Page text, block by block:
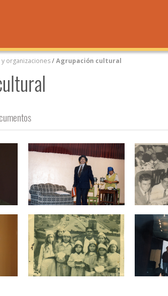
organizaciones/Agrupación cultural